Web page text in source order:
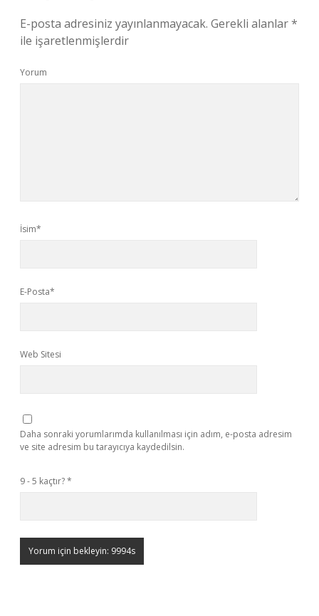
E-posta adresiniz yayınlanmayacak. Gerekli alanlar*
ile işaretlenmişlerdir
Yorum
İsim*
E-Posta*
Web Sitesi
Daha sonraki yorumlarımda kullanılması için adım, e-posta adresim
ve site adresim bu tarayıcıya kaydedilsin.
9 - 5 kaçtır?*